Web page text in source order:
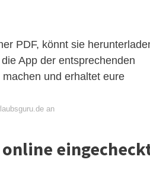
PDF, könnt sie
App der entsprechenden
und erhaltet eure
an